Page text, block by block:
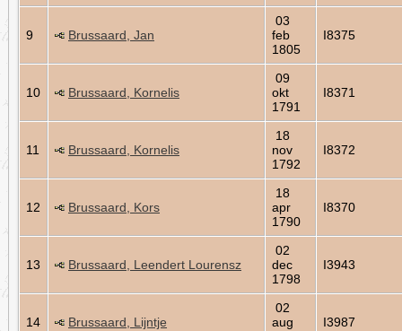
9 Brussaard, Jan
03
feb
1805
I8375
10 Brussaard, Kornelis
09
okt
1791
I8371
11 Brussaard, Kornelis
18
nov
1792
I8372
12 Brussaard, Kors
18
apr
1790
I8370
13 Brussaard, Leendert Lourensz
02
dec
1798
I3943
14 Brussaard, Lijntje
02
aug
I3987